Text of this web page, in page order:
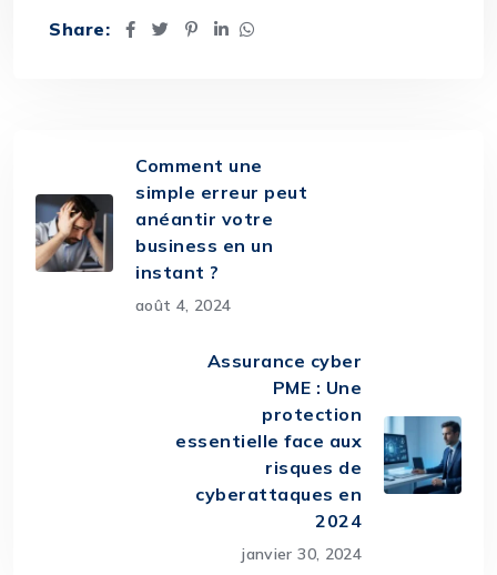
Share:
Comment une
simple erreur peut
anéantir votre
business en un
instant ?
août 4, 2024
Assurance cyber
PME : Une
protection
essentielle face aux
risques de
cyberattaques en
2024
janvier 30, 2024